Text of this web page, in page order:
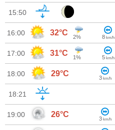
15:50
16:00 32°C 2% 8 km/h
17:00 31°C 1% 5 km/h
18:00 29°C 3 km/h
18:21
19:00 26°C 3 km/h